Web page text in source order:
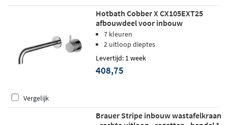
Hotbath Cobber X CX105EXT25
afbouwdeel voor inbouw
wastafelkraan - uitloop 25cm -
Geborsteld koper pvd
7 kleuren
2 uitloop dieptes
Levertijd: 1 week
408,75
Vergelijk
Brauer Stripe inbouw wastafelkraan